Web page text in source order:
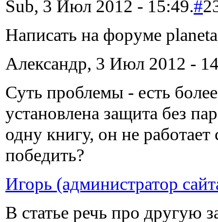
Sub, 3 Июл 2012 - 15:49.#
Написать на форуме
Александр, 3 Июл 2012 -
Суть проблемы - есть
установлена защита без
одну книгу, он не
победить?
Игорь (администратор
В статье речь про другую